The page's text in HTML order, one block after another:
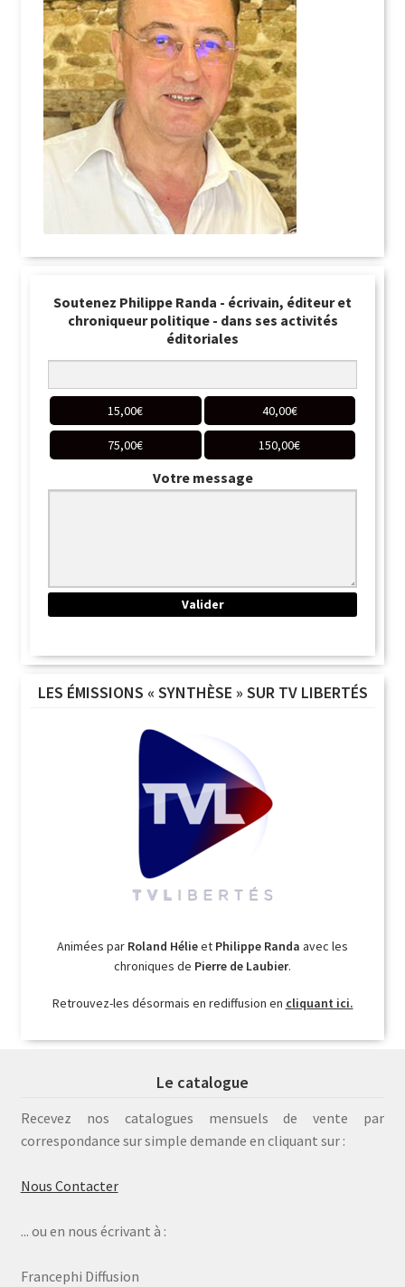
Soutenez Philippe Randa - écrivain, éditeur et
chroniqueur politique - dans ses activités
éditoriales
15,00€ 40,00€
75,00€ 150,00€
Votre message
LES ÉMISSIONS « SYNTHÈSE » SUR TV LIBERTÉS
Animées par Roland Hélieet Philippe Randa avec les
chroniques de Pierre de Laubier.
Retrouvez-les désormais en rediffusion en cliquant ici.
Le catalogue
Recevez nos catalogues mensuels de vente par
correspondance sur simple demande en cliquant sur :
Nous Contacter
... ou en nous écrivant à :
Francephi Diffusion